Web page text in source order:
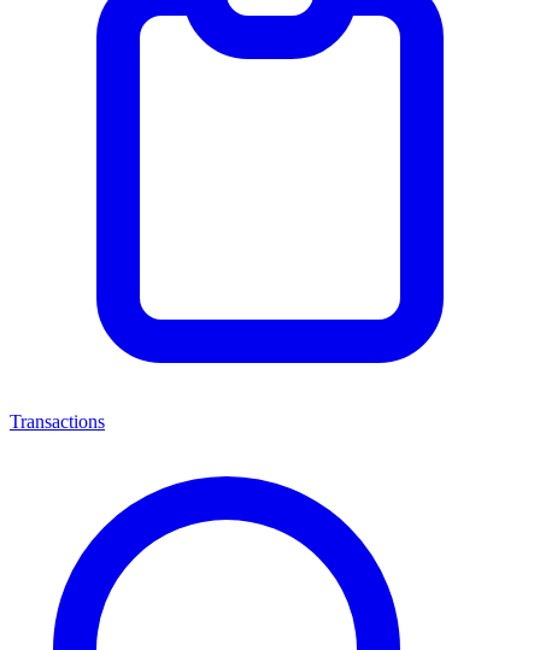
Transactions